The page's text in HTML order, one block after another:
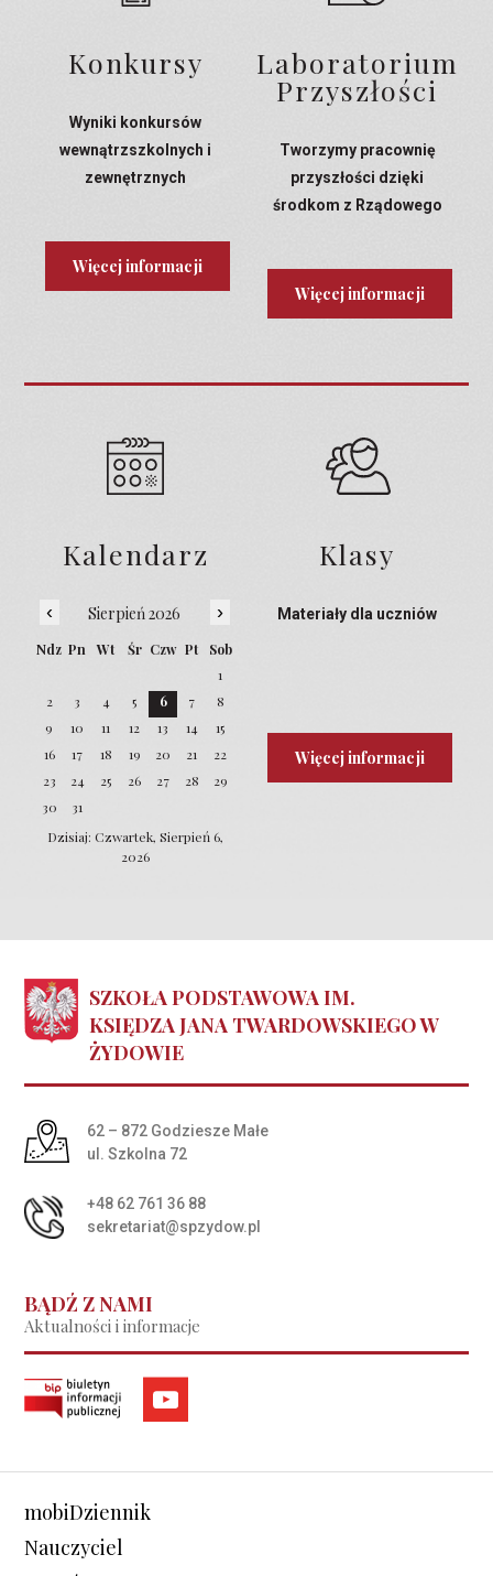
Konkursy
Wyniki konkursów
wewnątrzszkolnych i
zewnętrznych
Więcej informacji
Laboratorium
Przyszłości
Tworzymy pracownię
przyszłości dzięki
środkom z Rządowego
Więcej informacji
Kalendarz
‹ Sierpień 2026 ›
Ndz Pn Wt Śr Czw Pt
Sob
1
2
3 4 5 6 7
8
9
10 11 12 13 14
15
16
17 18 19 20 21
22
23
24 25 26 27 28
29
30
31
Dzisiaj: Czwartek, Sierpień 6,
2026
Klasy
Materiały dla uczniów
Więcej informacji
SZKOŁA PODSTAWOWA IM.
KSIĘDZA JANA TWARDOWSKIEGO W
ŻYDOWIE
Adres pocztowy:
62 – 872 Godziesze Małe
ul. Szkolna 72
+48 62 761 36 88
sekretariat@spzydow.pl
BĄDŹ Z NAMI
Aktualności i informacje
mobiDziennik
Nauczyciel